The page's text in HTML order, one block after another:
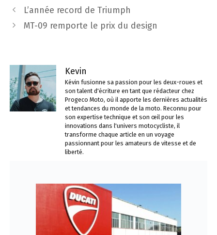
Navigation
des
L’année record de Triumph
MT-09 remporte le prix du design
Kevin
Kévin fusionne sa passion pour les deux-roues et
son talent d'écriture en tant que rédacteur chez
Progeco Moto, où il apporte les dernières actualités
et tendances du monde de la moto. Reconnu pour
son expertise technique et son œil pour les
innovations dans l'univers motocycliste, il
transforme chaque article en un voyage
passionnant pour les amateurs de vitesse et de
liberté.